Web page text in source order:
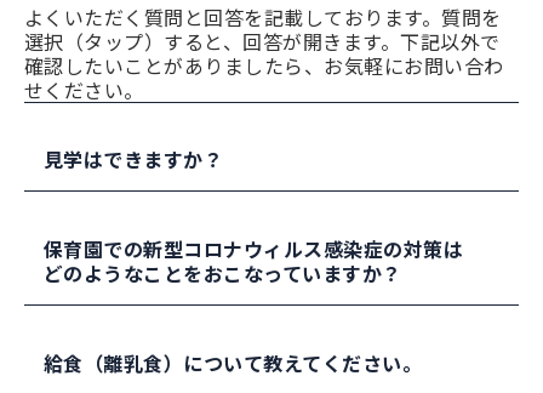
よくいただく質問と回答を記載しております。質問を
選択（タップ）すると、回答が開きます。下記以外で
確認したいことがありましたら、お気軽にお問い合わ
せください。
見学はできますか？
範囲で見学の対応をおこなっております。
見学をご希望の方は、お問い合わせください。
保育園での新型コロナウィルス感染症の対策は
どのようなことをおこなっていますか？
でお待ちいただいて、接触の機会や時間に制限を
給食（離乳食）について教えてください。